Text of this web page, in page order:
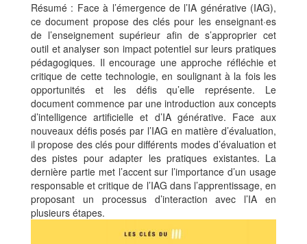
Résumé : Face à l’émergence de l’IA générative (IAG),
ce document propose des clés pour les enseignant·es
de l’enseignement supérieur afin de s’approprier cet
outil et analyser son impact potentiel sur leurs pratiques
pédagogiques. Il encourage une approche réfléchie et
critique de cette technologie, en soulignant à la fois les
opportunités et les défis qu’elle représente. Le
document commence par une introduction aux concepts
d’intelligence artificielle et d’IA générative. Face aux
nouveaux défis posés par l’IAG en matière d’évaluation,
il propose des clés pour différents modes d’évaluation et
des pistes pour adapter les pratiques existantes. La
dernière partie met l’accent sur l’importance d’un usage
responsable et critique de l’IAG dans l’apprentissage, en
proposant un processus d’interaction avec l’IA en
plusieurs étapes.